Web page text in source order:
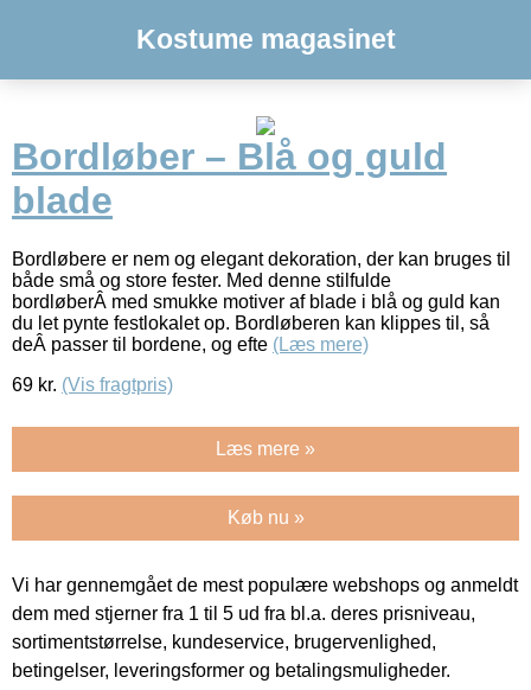
Kostume magasinet
Bordløber – Blå og guld
blade
Bordløbere er nem og elegant dekoration, der kan bruges til
både små og store fester. Med denne stilfulde
bordløberÂ med smukke motiver af blade i blå og guld kan
du let pynte festlokalet op. Bordløberen kan klippes til, så
deÂ passer til bordene, og efte (Læs mere)
69 kr. (Vis fragtpris)
Læs mere »
Køb nu »
Vi har gennemgået de mest populære webshops og anmeldt
dem med stjerner fra 1 til 5 ud fra bl.a. deres prisniveau,
sortimentstørrelse, kundeservice, brugervenlighed,
betingelser, leveringsformer og betalingsmuligheder.